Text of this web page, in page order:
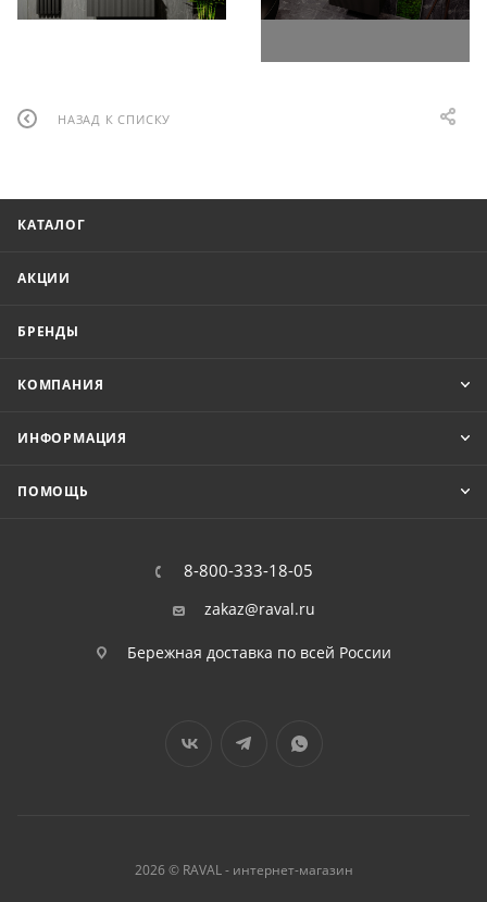
НАЗАД К СПИСКУ
КАТАЛОГ
АКЦИИ
БРЕНДЫ
КОМПАНИЯ
ИНФОРМАЦИЯ
ПОМОЩЬ
8-800-333-18-05
zakaz@raval.ru
Бережная доставка по всей России
2026 © RAVAL - интернет-магазин